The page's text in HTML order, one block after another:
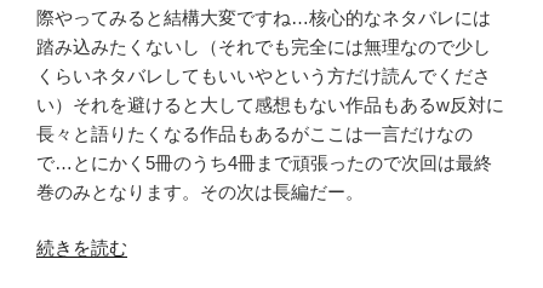
偏
見」”
の
際やってみると結構大変ですね…核心的なネタバレには
踏み込みたくないし（それでも完全には無理なので少し
くらいネタバレしてもいいやという方だけ読んでくださ
い）それを避けると大して感想もない作品もあるw反対に
長々と語りたくなる作品もあるがここは一言だけなの
で…とにかく5冊のうち4冊まで頑張ったので次回は最終
巻のみとなります。その次は長編だー。
“ホ
続きを読む